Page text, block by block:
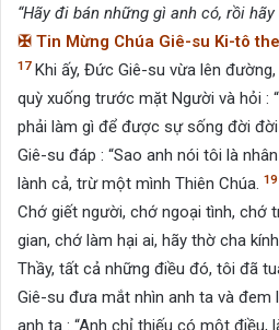
“Hãy đi bán những gì anh có, rồi
✠ Tin Mừng Chúa Giê-su Ki-tô
17Khi ấy, Đức Giê-su vừa lên
quỳ xuống trước mặt Người và hỏi :
phải làm gì để được sự sống đời đời
Giê-su đáp : “Sao anh nói tôi là
lành cả, trừ một mình Thiên Chúa. 19
Chớ giết người, chớ ngoại tình, chớ
gian, chớ làm hại ai, hãy thờ cha kính
Thầy, tất cả những điều đó, tôi đã
Giê-su đưa mắt nhìn anh ta và đem
anh ta : “Anh chỉ thiếu có một điều,